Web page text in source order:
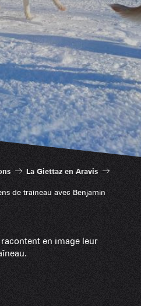
La Giettaz en Aravis
de traîneau avec Benjamin
en image leur